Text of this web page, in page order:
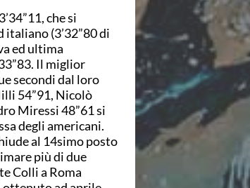
che si
(3’32”80 di
ed ultima
Il miglior
secondi dal loro
54”91, Nicolò
Miressi 48”61 si
degli americani.
al 14simo posto
più di due
Colli a Roma